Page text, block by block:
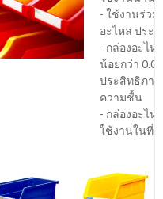
- ใช้งานร่ว
อะไหล่ ประ
- กล่องอะไ
น้อยกว่า
ประสิทธิภา
ความชื้น
- กล่องอะไ
ใช้งานในที่